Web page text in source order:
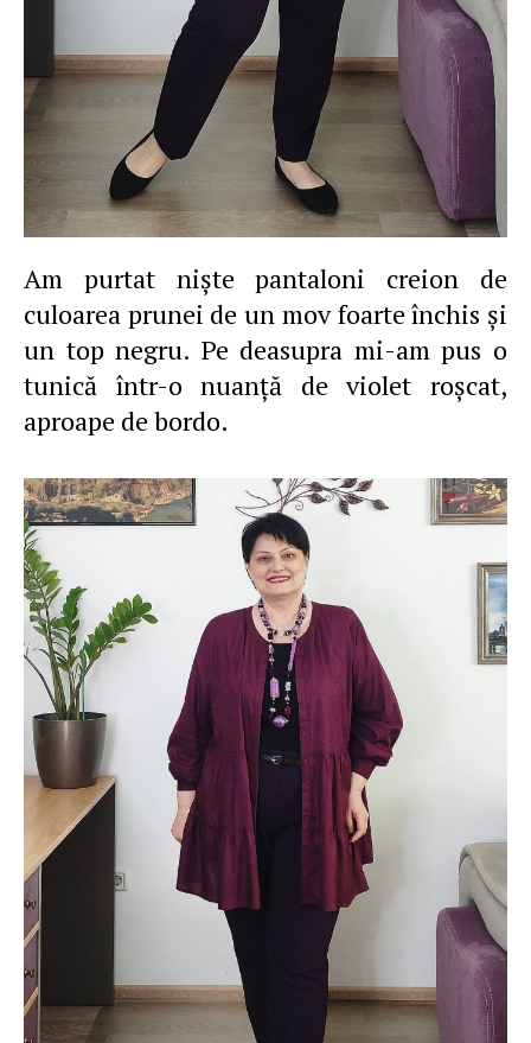
Am purtat nişte pantaloni creion de
culoarea prunei de un mov foarte închis şi
un top negru. Pe deasupra mi-am pus o
tunică într-o nuanţă de violet roşcat,
aproape de bordo.